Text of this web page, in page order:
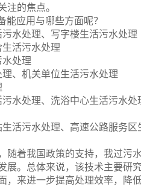
注的焦点。
能应用与哪些方面呢？
水处理、写字楼生活污水处理
活污水处理
处理
、机关单位生活污水处理
水处理、洗浴中心生活污水处
活污水处理、高速公路服务
随着我国政策的支持，我过
展。总体来说，该技术主要研
来进一步提高处理效率，降